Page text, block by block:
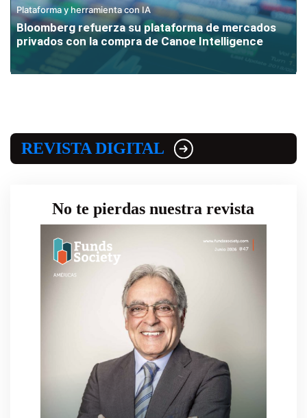
Plataforma y herramienta con IA
Bloomberg refuerza su plataforma de mercados
privados con la compra de Canoe Intelligence
REVISTA DIGITAL
No te pierdas nuestra revista